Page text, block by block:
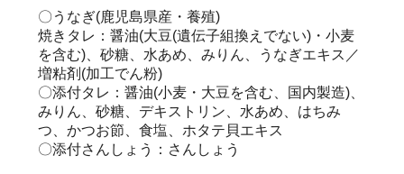
〇うなぎ(鹿児島県産・養殖)
焼きタレ：醤油(大豆(遺伝子組換えでない)・小麦
を含む)、砂糖、水あめ、みりん、うなぎエキス／
増粘剤(加工でん粉)
〇添付タレ：醤油(小麦・大豆を含む、国内製造)、
みりん、砂糖、デキストリン、水あめ、はちみ
つ、かつお節、食塩、ホタテ貝エキス
〇添付さんしょう：さんしょう